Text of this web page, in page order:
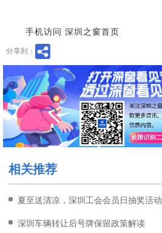
手机访问 深圳之窗首页
分享到：
相关推荐
夏至送清凉，深圳工会会员日抽奖活动
深圳车辆转让后号牌保留政策解读